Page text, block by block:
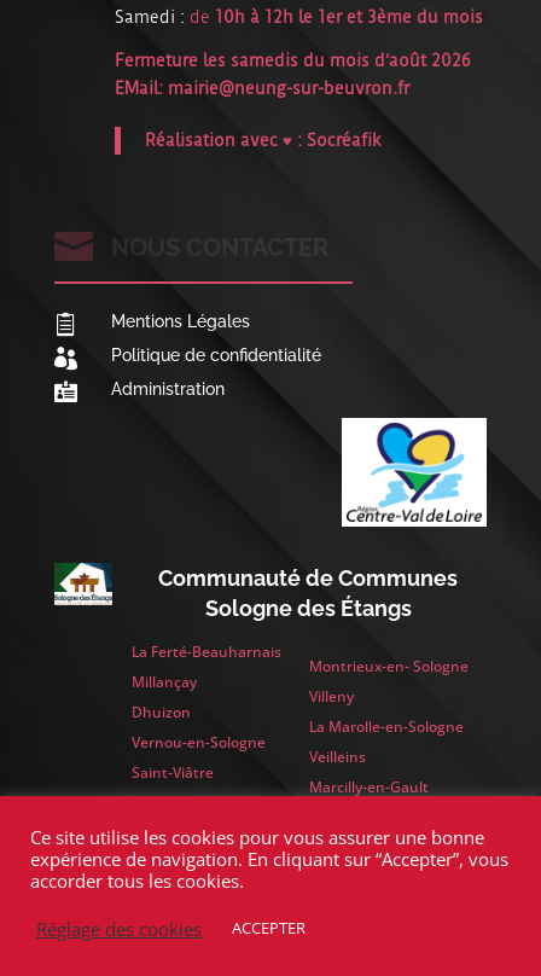
Samedi : de 10h à 12h le 1er et 3ème du mois
Fermeture les samedis du mois d’août 2026
EMail: mairie@neung-sur-beuvron.fr
Réalisation avec ♥ : Socréafik
 NOUS CONTACTER
 Mentions Légales
 Politique de confidentialité
 Administration
Communauté de Communes
Sologne des Étangs
La Ferté-Beauharnais
Millançay
Dhuizon
Vernou-en-Sologne
Saint-Viâtre
Yvoy-le-Marron
Montrieux-en- Sologne
Villeny
La Marolle-en-Sologne
Veilleins
Marcilly-en-Gault
Ce site utilise les cookies pour vous assurer une bonne
expérience de navigation. En cliquant sur “Accepter”, vous
accorder tous les cookies.
Réglage des cookies
ACCEPTER